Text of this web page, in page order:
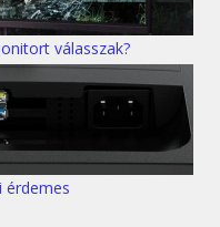
válasszak?